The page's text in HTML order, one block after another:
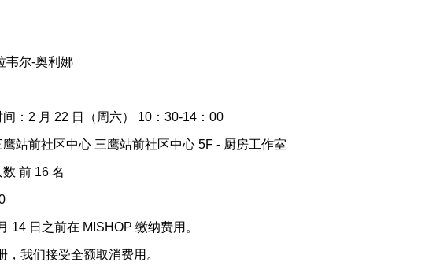
韦尔-奥利娜
间：2 月 22 日（周六） 10：30-14：00
站前社区中心 三鹰站前社区中心 5F - 厨房工作室
前 16 名
14 日之前在 MISHOP 缴纳费用。
册，我们接受全额取消费用。